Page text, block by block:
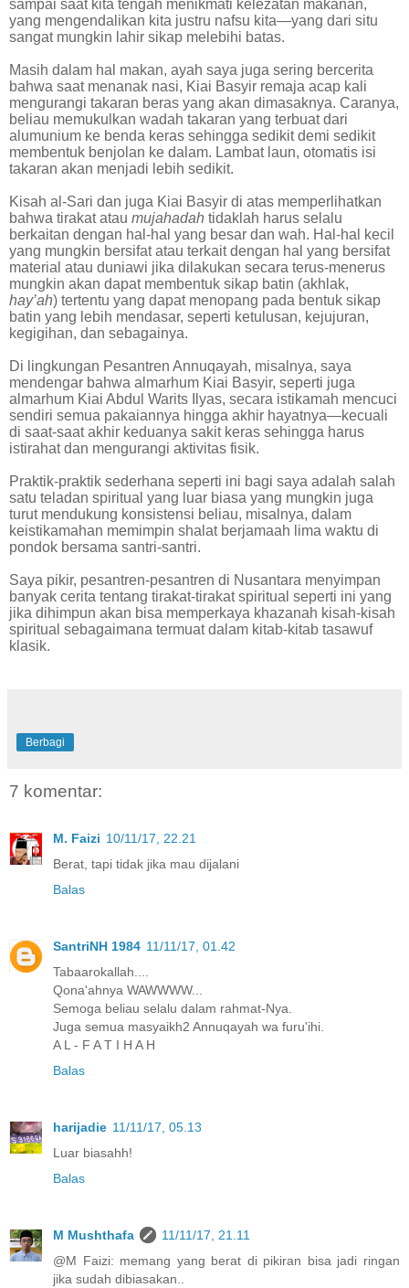
sampai saat kita tengah menikmati kelezatan makanan,
yang mengendalikan kita justru nafsu kita—yang dari situ
sangat mungkin lahir sikap melebihi batas.
Masih dalam hal makan, ayah saya juga sering bercerita
bahwa saat menanak nasi, Kiai Basyir remaja acap kali
mengurangi takaran beras yang akan dimasaknya. Caranya,
beliau memukulkan wadah takaran yang terbuat dari
alumunium ke benda keras sehingga sedikit demi sedikit
membentuk benjolan ke dalam. Lambat laun, otomatis isi
takaran akan menjadi lebih sedikit.
Kisah al-Sari dan juga Kiai Basyir di atas memperlihatkan
bahwa tirakat atau mujahadah tidaklah harus selalu
berkaitan dengan hal-hal yang besar dan wah. Hal-hal kecil
yang mungkin bersifat atau terkait dengan hal yang bersifat
material atau duniawi jika dilakukan secara terus-menerus
mungkin akan dapat membentuk sikap batin (akhlak,
hay’ah) tertentu yang dapat menopang pada bentuk sikap
batin yang lebih mendasar, seperti ketulusan, kejujuran,
kegigihan, dan sebagainya.
Di lingkungan Pesantren Annuqayah, misalnya, saya
mendengar bahwa almarhum Kiai Basyir, seperti juga
almarhum Kiai Abdul Warits Ilyas, secara istikamah mencuci
sendiri semua pakaiannya hingga akhir hayatnya—kecuali
di saat-saat akhir keduanya sakit keras sehingga harus
istirahat dan mengurangi aktivitas fisik.
Praktik-praktik sederhana seperti ini bagi saya adalah salah
satu teladan spiritual yang luar biasa yang mungkin juga
turut mendukung konsistensi beliau, misalnya, dalam
keistikamahan memimpin shalat berjamaah lima waktu di
pondok bersama santri-santri.
Saya pikir, pesantren-pesantren di Nusantara menyimpan
banyak cerita tentang tirakat-tirakat spiritual seperti ini yang
jika dihimpun akan bisa memperkaya khazanah kisah-kisah
spiritual sebagaimana termuat dalam kitab-kitab tasawuf
klasik.
Berbagi
7 komentar:
M. Faizi 10/11/17, 22.21
Berat, tapi tidak jika mau dijalani
Balas
SantriNH 1984 11/11/17, 01.42
Tabaarokallah....
Qona'ahnya WAWWWW...
Semoga beliau selalu dalam rahmat-Nya.
Juga semua masyaikh2 Annuqayah wa furu'ihi.
A L - F A T I H A H
Balas
harijadie 11/11/17, 05.13
Luar biasahh!
Balas
M Mushthafa
11/11/17, 21.11
@M Faizi: memang yang berat di pikiran bisa jadi ringan
jika sudah dibiasakan..